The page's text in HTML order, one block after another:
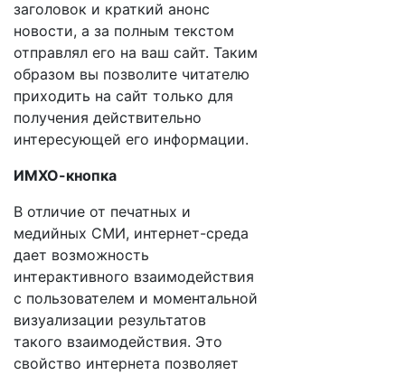
заголовок и краткий анонс
новости, а за полным текстом
отправлял его на ваш сайт. Таким
образом вы позволите читателю
приходить на сайт только для
получения действительно
интересующей его информации.
ИМХО-кнопка
В отличие от печатных и
медийных СМИ, интернет-среда
дает возможность
интерактивного взаимодействия
с пользователем и моментальной
визуализации результатов
такого взаимодействия. Это
свойство интернета позволяет